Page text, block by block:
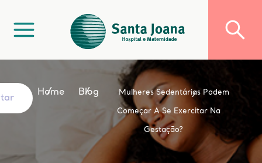
Home Blog Mulheres Sedentárias Podem
Começar A Se Exercitar Na
Gestação?